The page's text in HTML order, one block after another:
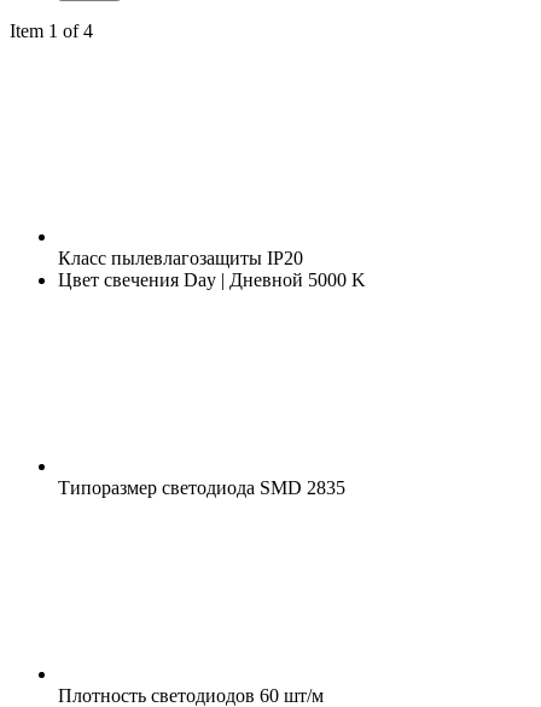
Item 1 of 4
Класс пылевлагозащиты IP20
Цвет свечения Day | Дневной 5000 K
Типоразмер светодиода SMD 2835
Плотность светодиодов 60 шт/м